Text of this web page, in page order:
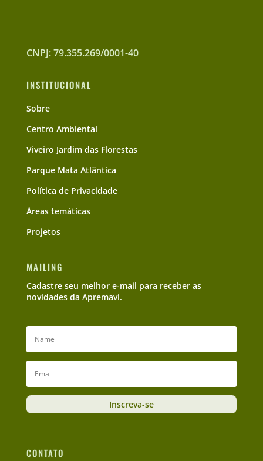
CNPJ: 79.355.269/0001-40
INSTITUCIONAL
Sobre
Centro Ambiental
Viveiro Jardim das Florestas
Parque Mata Atlântica
Política de Privacidade
Áreas temáticas
Projetos
MAILING
Cadastre seu melhor e-mail para receber as
novidades da Apremavi.
Inscreva-se
CONTATO